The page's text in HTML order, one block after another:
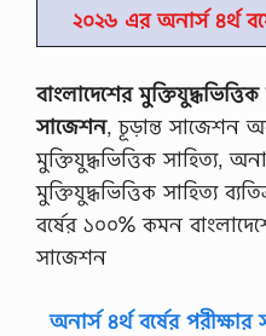
২০২৬ এর অনার্স ৪র্থ
বাংলাদেশের
সাজেশন, চূড়ান্ত সাজেশন
মুক্তিযুদ্ধভিত্তিক সাহিত্য,
মুক্তিযুদ্ধভিত্তিক সাহিত্য
বর্ষের ১০০% কমন
সাজেশন
অনার্স ৪র্থ বর্ষের